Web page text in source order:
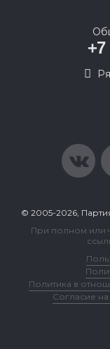
© 2005-2026,
При полном или
Политика в
Согласие